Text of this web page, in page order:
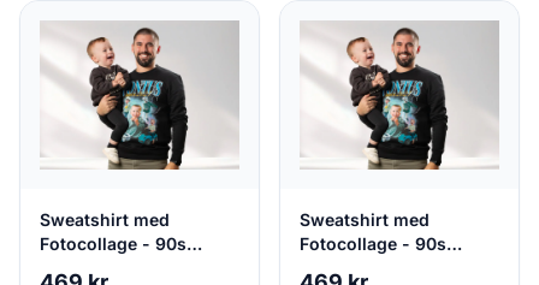
Sweatshirt med
Fotocollage - 90s
Sweatshirt med
Fotocollage - 90s